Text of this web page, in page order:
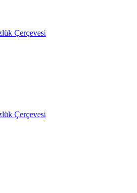
Çerçevesi
Çerçevesi